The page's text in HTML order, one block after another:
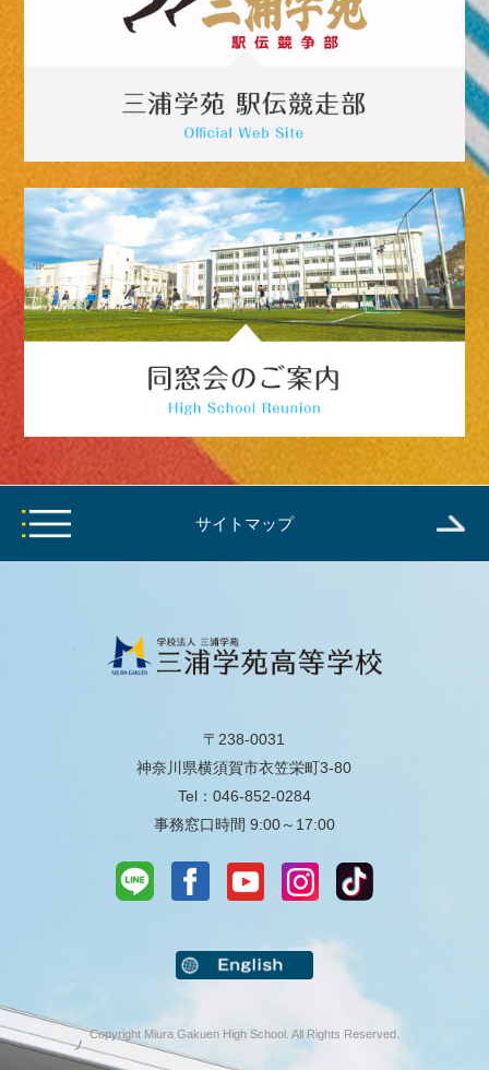
サイトマップ
〒238-0031
神奈川県横須賀市衣笠栄町3-80
Tel：046-852-0284
事務窓口時間 9:00～17:00
Copyright Miura Gakuen High School. All Rights Reserved.